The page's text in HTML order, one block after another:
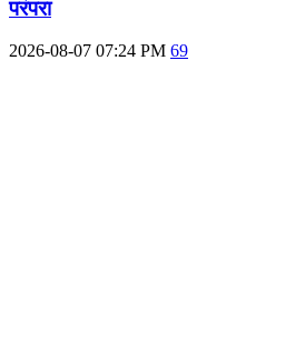
परंपरा
2026-08-07 07:24 PM 69